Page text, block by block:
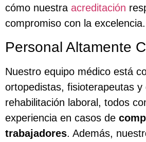
cómo nuestra acreditación
compromiso con la excelencia.
Personal Altamente
Nuestro equipo médico está
ortopedistas, fisioterapeutas y
rehabilitación laboral, todos
experiencia en casos de
trabajadores. Además,